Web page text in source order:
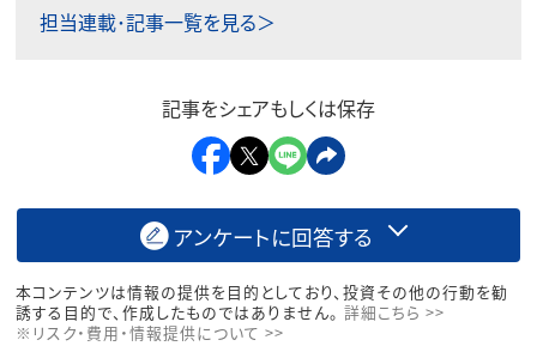
担当連載･記事一覧を見る＞
記事をシェアもしくは保存
アンケートに回答する
本コンテンツは情報の提供を目的としており、投資その他の行動を勧
誘する目的で、作成したものではありません。 詳細こちら >>
※リスク・費用・情報提供について >>